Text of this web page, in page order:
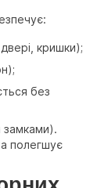
кришки);
без
замками).
полегшує